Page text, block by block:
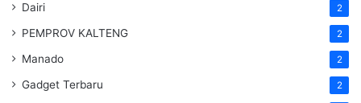
Dairi 2
PEMPROV KALTENG 2
Manado 2
Gadget Terbaru 2